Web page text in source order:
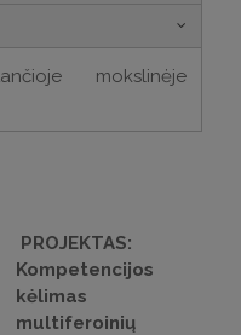
mokslinėje
PROJEKTAS:
Kompetencijos
kėlimas
multiferoinių